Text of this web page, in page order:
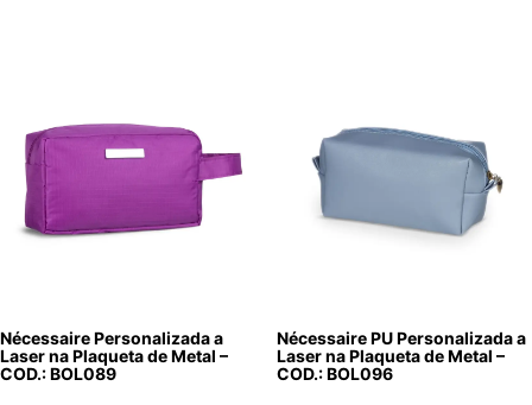
Nécessaire Personalizada a
Laser na Plaqueta de Metal –
COD.: BOL089
Nécessaire PU Personalizada a
Laser na Plaqueta de Metal –
COD.: BOL096